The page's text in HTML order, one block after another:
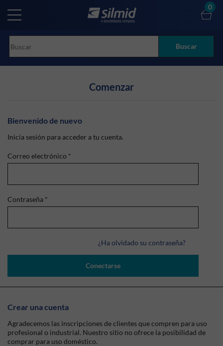
main
Buscar
0
Comenzar
Bienvenido de nuevo
Inicia sesión para acceder a tu cuenta.
Correo electrónico *
Contraseña *
¿Ha olvidado su contraseña?
Conectarse
Crear una cuenta
Agradecemos las inscripciones de clientes que compren para uso
profesional o industrial. Nuestro sitio no ofrece la posibilidad de
comprar para uso doméstico.